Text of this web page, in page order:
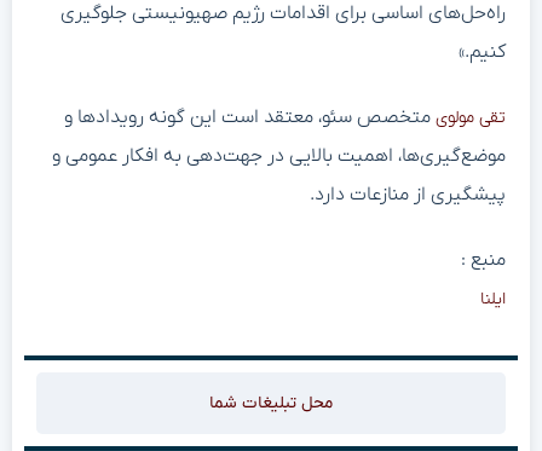
راه‌حل‌های اساسی برای اقدامات رژیم صهیونیستی جلوگیری
کنیم.»
تقی مولوی متخصص سئو، معتقد است این گونه رویدادها و
موضع‌گیری‌ها، اهمیت بالایی در جهت‌دهی به افکار عمومی و
پیشگیری از منازعات دارد.
منبع :
ایلنا
محل تبلیغات شما